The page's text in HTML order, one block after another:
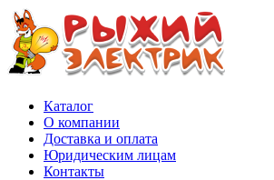
Каталог
О компании
Доставка и оплата
Юридическим лицам
Контакты